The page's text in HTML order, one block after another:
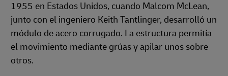
1955 en Estados Unidos, cuando Malcom McLean,
junto con el ingeniero Keith Tantlinger, desarrolló un
módulo de acero corrugado. La estructura permitía
el movimiento mediante grúas y apilar unos sobre
otros.